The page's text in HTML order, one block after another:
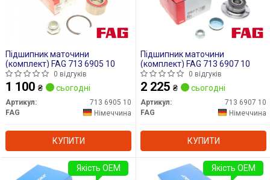
Підшипник маточини
(комплект) FAG 713 6905 10
0 відгуків
1 100 ₴ сьогодні
Артикул:
713 6905 10
FAG
Німеччина
КУПИТИ
Підшипник маточини
(комплект) FAG 713 6907 10
0 відгуків
2 225 ₴ сьогодні
Артикул:
713 6907 10
FAG
Німеччина
КУПИТИ
Якість OEM Якість OEM